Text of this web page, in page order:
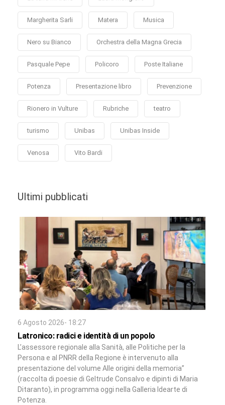
Margherita Sarli Matera Musica
Nero su Bianco Orchestra della Magna Grecia
Pasquale Pepe Policoro Poste Italiane
Potenza Presentazione libro Prevenzione
Rionero in Vulture Rubriche teatro
turismo Unibas Unibas Inside
Venosa Vito Bardi
Ultimi pubblicati
6 Agosto 2026- 18:27
Latronico: radici e identità di un popolo
L’assessore regionale alla Sanità, alle Politiche per la
Persona e al PNRR della Regione è intervenuto alla
presentazione del volume Alle origini della memoria”
(raccolta di poesie di Geltrude Consalvo e dipinti di Maria
Ditaranto), in programma oggi nella Galleria Idearte di
Potenza.